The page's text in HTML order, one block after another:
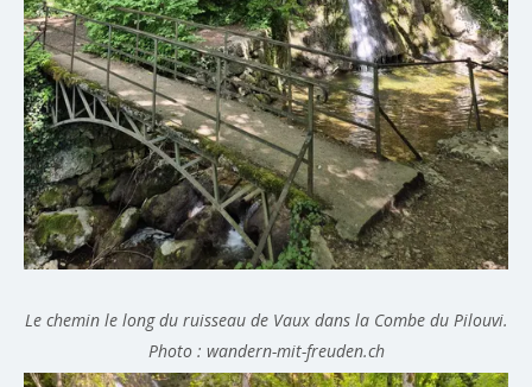
Le chemin le long du ruisseau de Vaux dans la Combe du Pilouvi.
Photo : wandern-mit-freuden.ch